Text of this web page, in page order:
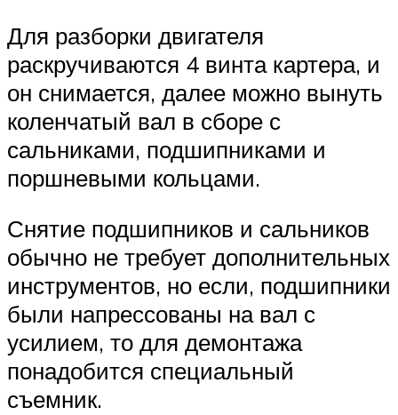
Для разборки двигателя
раскручиваются 4 винта картера, и
он снимается, далее можно вынуть
коленчатый вал в сборе с
сальниками, подшипниками и
поршневыми кольцами.
Снятие подшипников и сальников
обычно не требует дополнительных
инструментов, но если, подшипники
были напрессованы на вал с
усилием, то для демонтажа
понадобится специальный
съемник.